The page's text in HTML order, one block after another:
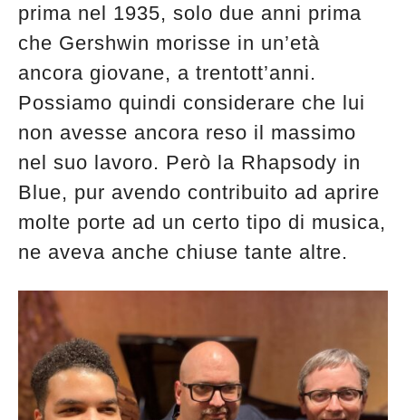
prima nel 1935, solo due anni prima
che Gershwin morisse in un’età
ancora giovane, a trentott’anni.
Possiamo quindi considerare che lui
non avesse ancora reso il massimo
nel suo lavoro. Però la Rhapsody in
Blue, pur avendo contribuito ad aprire
molte porte ad un certo tipo di musica,
ne aveva anche chiuse tante altre.